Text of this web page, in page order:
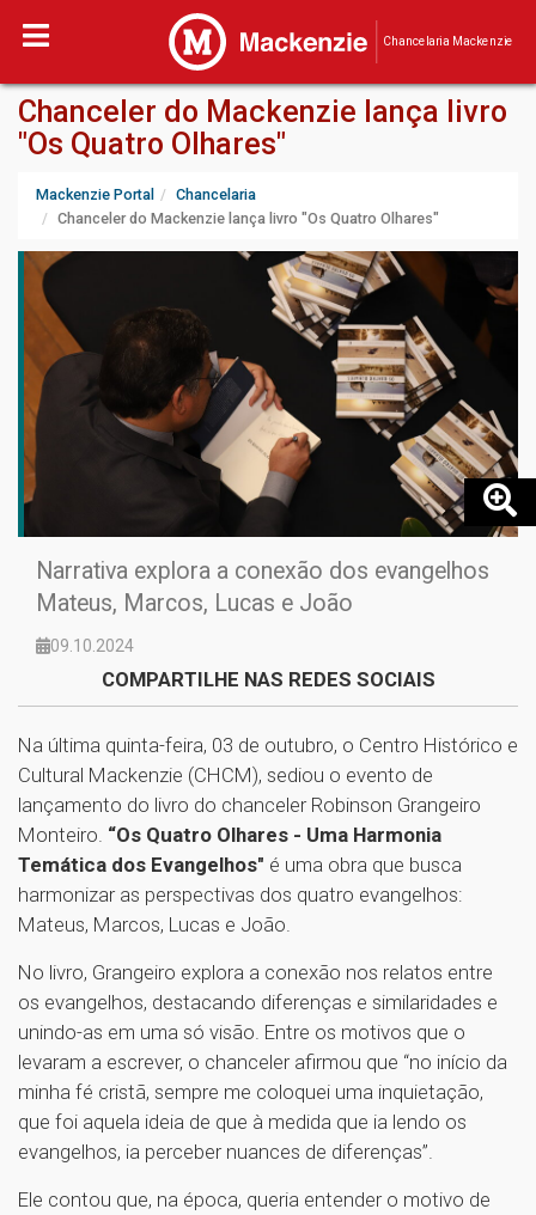
Chancelaria Mackenzie
Chanceler do Mackenzie lança livro
"Os Quatro Olhares"
Mackenzie Portal
Chancelaria
Chanceler do Mackenzie lança livro "Os Quatro Olhares"
Narrativa explora a conexão dos evangelhos
Mateus, Marcos, Lucas e João
09.10.2024
COMPARTILHE NAS REDES SOCIAIS
Na última quinta-feira, 03 de outubro, o Centro Histórico e
Cultural Mackenzie (CHCM), sediou o evento de
lançamento do livro do chanceler Robinson Grangeiro
Monteiro. “Os Quatro Olhares - Uma Harmonia
Temática dos Evangelhos" é uma obra que busca
harmonizar as perspectivas dos quatro evangelhos:
Mateus, Marcos, Lucas e João.
No livro, Grangeiro explora a conexão nos relatos entre
os evangelhos, destacando diferenças e similaridades e
unindo-as em uma só visão. Entre os motivos que o
levaram a escrever, o chanceler afirmou que “no início da
minha fé cristã, sempre me coloquei uma inquietação,
que foi aquela ideia de que à medida que ia lendo os
evangelhos, ia perceber nuances de diferenças”.
Ele contou que, na época, queria entender o motivo de